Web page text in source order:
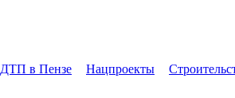
ДТП в Пензе Нацпроекты